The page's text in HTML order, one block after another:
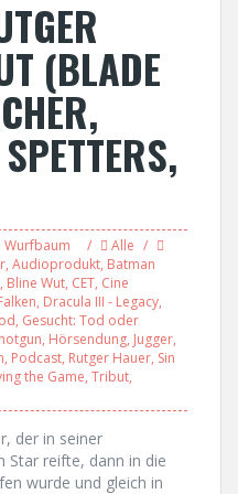
(BLADE
Wurfbaum
Alle
, Audioprodukt, Batman
, Bline Wut, CET, Cine
, Dracula III - Legacy,
, Gesucht: Tod oder
, Hörsendung, Jugger,
, Podcast, Rutger Hauer, Sin
the Game, Tribut,
der in seiner
Star reifte, dann in die
wurde und gleich in